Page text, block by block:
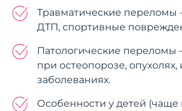
Травматические переломы
ДТП, спортивные
Патологические переломы
при остеопорозе,
заболеваниях.
Особенности у детей (чаще